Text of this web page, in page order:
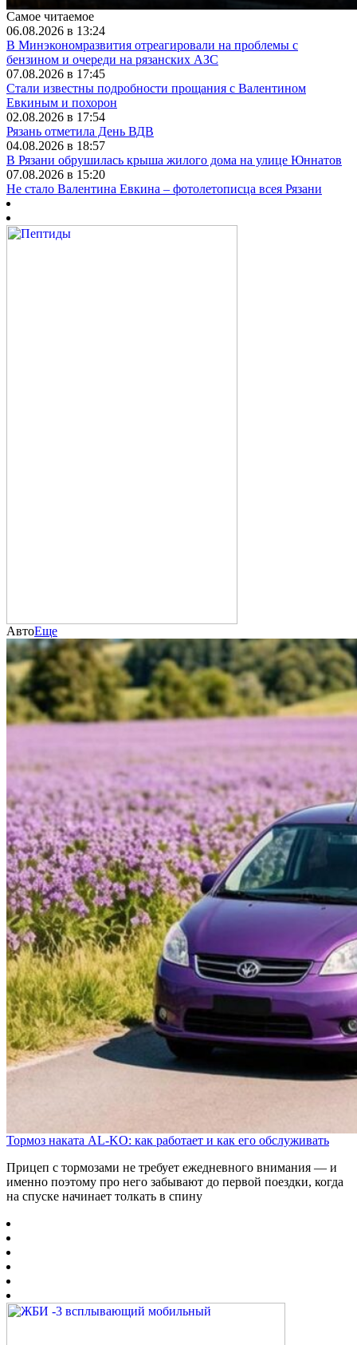
Самое читаемое
06.08.2026 в 13:24
В Минэкономразвития отреагировали на проблемы с
бензином и очереди на рязанских АЗС
07.08.2026 в 17:45
Стали известны подробности прощания с Валентином
Евкиным и похорон
02.08.2026 в 17:54
Рязань отметила День ВДВ
04.08.2026 в 18:57
В Рязани обрушилась крыша жилого дома на улице Юннатов
07.08.2026 в 15:20
Не стало Валентина Евкина – фотолетописца всея Рязани
АвтоЕще
Тормоз наката AL-KO: как работает и как его обслуживать
Прицеп с тормозами не требует ежедневного внимания — и
именно поэтому про него забывают до первой поездки, когда
на спуске начинает толкать в спину